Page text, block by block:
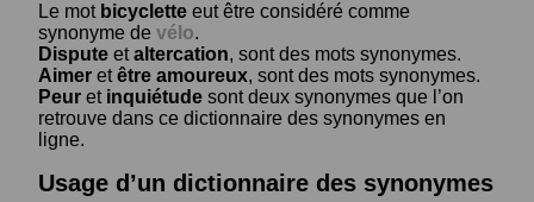
Le mot bicyclette eut être considéré comme
synonyme de vélo.
Dispute etaltercation, sont des mots synonymes.
Aimer etêtre amoureux, sont des mots synonymes.
Peur et inquiétude sont deux synonymes que l’on
retrouve dans ce dictionnaire des synonymes en
ligne.
Usage d’un dictionnaire des synonymes